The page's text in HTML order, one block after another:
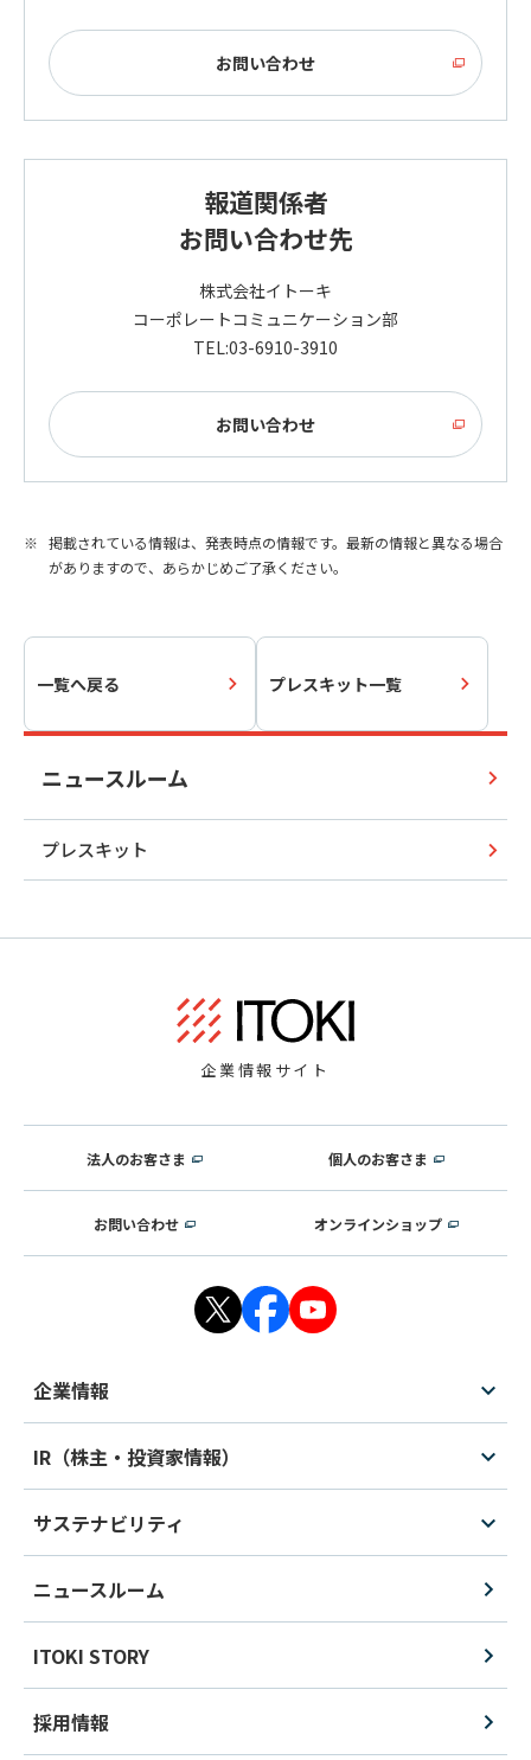
お問い合わせ
報道関係者
お問い合わせ先
株式会社イトーキ
コーポレートコミュニケーション部
TEL:03-6910-3910
お問い合わせ
掲載されている情報は、発表時点の情報です。最新の情報と異なる場合
がありますので、あらかじめご了承ください。
一覧へ戻る プレスキット一覧
ニュースルーム
プレスキット
企業情報サイト
法人のお客さま 個人のお客さま
お問い合わせ オンラインショップ
企業情報
IR（株主・投資家情報）
サステナビリティ
ニュースルーム
ITOKI STORY
採用情報